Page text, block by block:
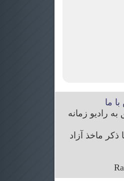
ما
رادیو زمانه
ماخذ آزاد